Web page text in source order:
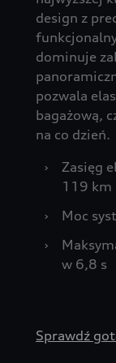
design z
dominuje
pozwala
bagażową,
na co dzień.
›
Zasięg
119 km
›
Moc
›
w 6,8 s
Sprawdź